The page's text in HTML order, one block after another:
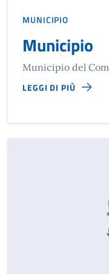
MUNICIPIO
Municipio
Municipio del
LEGGI DI PIÙ